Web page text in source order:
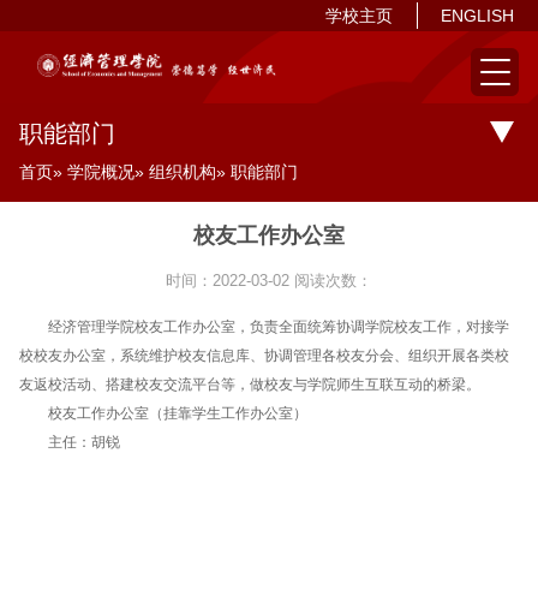
ENGLISH
学校主页
职能部门
首页» 学院概况» 组织机构» 职能部门
校友工作办公室
时间：2022-03-02 阅读次数：
经济管理学院校友工作办公室，负责全面统筹协调学院校友工作，对接学
校校友办公室，系统维护校友信息库、协调管理各校友分会、组织开展各类校
友返校活动、搭建校友交流平台等，做校友与学院师生互联互动的桥梁。
校友工作办公室（挂靠学生工作办公室）
主任：胡锐